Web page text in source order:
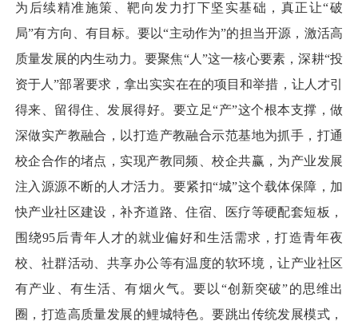
为后续精准施策、靶向发力打下坚实基础，真正让“破
局”有方向、有目标。要以“主动作为”的担当开源，激活高
质量发展的内生动力。要聚焦“人”这一核心要素，深耕“投
资于人”部署要求，拿出实实在在的项目和举措，让人才引
得来、留得住、发展得好。要立足“产”这个根本支撑，做
深做实产教融合，以打造产教融合示范基地为抓手，打通
校企合作的堵点，实现产教同频、校企共赢，为产业发展
注入源源不断的人才活力。要紧扣“城”这个载体保障，加
快产业社区建设，补齐道路、住宿、医疗等硬配套短板，
围绕95后青年人才的就业偏好和生活需求，打造青年夜
校、社群活动、共享办公等有温度的软环境，让产业社区
有产业、有生活、有烟火气。要以“创新突破”的思维出
圈，打造高质量发展的鲤城特色。要跳出传统发展模式，